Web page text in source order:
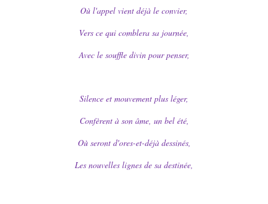
Où l'appel vient déjà le convier,
Vers ce qui comblera sa journée,
Avec le souffle divin pour penser,
Silence et mouvement plus léger,
Confèrent à son âme, un bel été,
Où seront d'ores-et-déjà dessinés,
Les nouvelles lignes de sa destinée,